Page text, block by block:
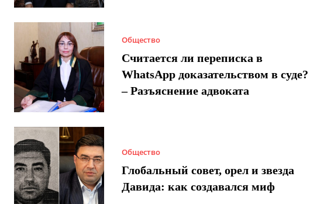
Общество
Считается ли переписка в
WhatsApp доказательством в суде?
– Разъяснение адвоката
Общество
Глобальный совет, орел и звезда
Давида: как создавался миф